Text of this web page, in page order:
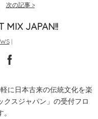
次の記事 >
MIX JAPAN!!
|
に日本古来の伝統文化を楽
クスジャパン」の受付フロ